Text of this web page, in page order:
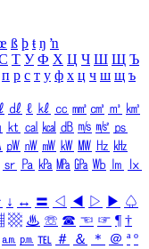
ß þ ŧ ŋ ŉ
Т У Ф Х Ц Ч Ш Щ Ъ
п р с т у ф х ц ч ш щ ъ
㎗ ℓ ㎘ ㏄ ㎣ ㎤ ㎥ ㎦
㏏ ㎈ ㎉ ㏈ ㎧ ㎨ ㎰
㎺ ㎻ ㎽ ㎾ ㎿ ㎐ ㎑
㏛ ㎩ ㎪ ㎫ ㎬ ㏝ ㏐
㏓
↓ ↔ 〓 ◁ ◀ ▷ ▶ ♤
▩ ♨ ☏ ☎ ☜ ☞ ¶ †
㏂ ㏘ ℡ ＃ ＆ ＊ ＠ ª º